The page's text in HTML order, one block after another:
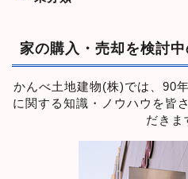
家の購入・売却を検討
かんべ土地建物(株)では、90
に関する知識・ノウハウを皆
だきま